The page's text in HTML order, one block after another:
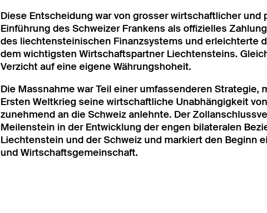
Diese Entscheidung war von grosser wirtschaftlicher und
Einführung des Schweizer Frankens als offizielles
des liechtensteinischen Finanzsystems und erleichterte
dem wichtigsten Wirtschaftspartner Liechtensteins.
Verzicht auf eine eigene Währungshoheit.
Die Massnahme war Teil einer umfassenderen Strategie,
Ersten Weltkrieg seine wirtschaftliche Unabhängigkeit
zunehmend an die Schweiz anlehnte. Der
Meilenstein in der Entwicklung der engen bilateralen
Liechtenstein und der Schweiz und markiert den Beginn
und Wirtschaftsgemeinschaft.